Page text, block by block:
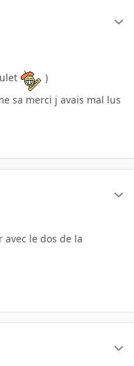
)
sa merci j avais mal lus
avec le dos de la